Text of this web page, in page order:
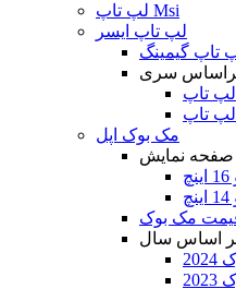
لپ تاپ Msi
لپ تاپ ایسر
براساس سری
مک بوک اپل
نمایش
مک بوک
اساس سال